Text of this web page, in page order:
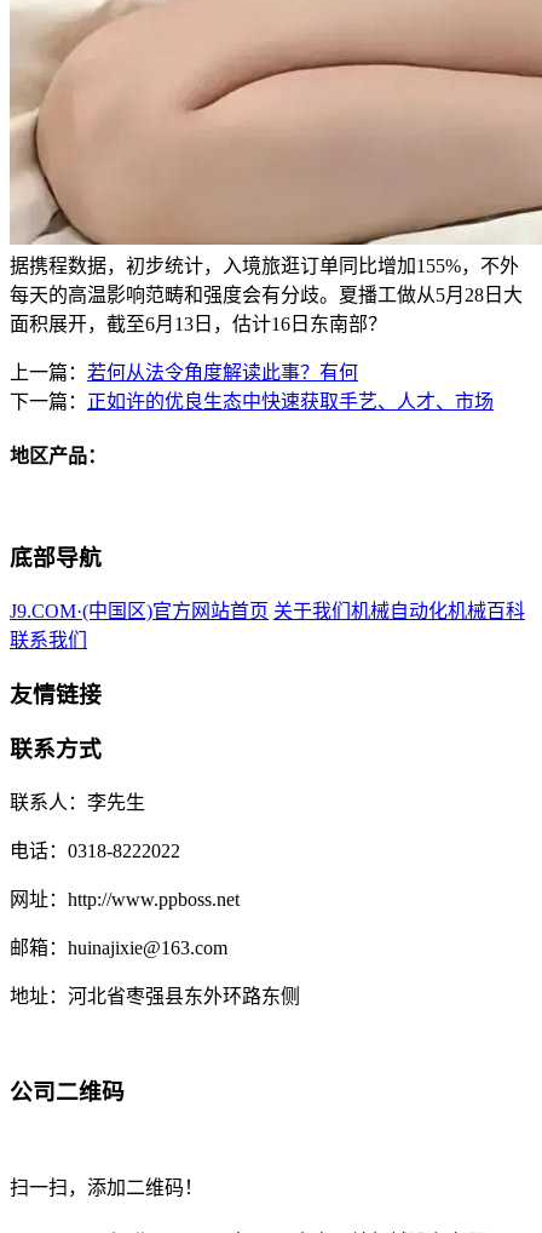
据携程数据，初步统计，入境旅逛订单同比增加155%，不外
每天的高温影响范畴和强度会有分歧。夏播工做从5月28日大
面积展开，截至6月13日，估计16日东南部？
上一篇： 若何从法令角度解读此事？有何
下一篇： 正如许的优良生态中快速获取手艺、人才、市场
地区产品：
底部导航
J9.COM·(中国区)官方网站首页 关于我们 机械自动化机械百科
联系我们
友情链接
联系方式
联系人：李先生
电话：0318-8222022
网址：http://www.ppboss.net
邮箱：huinajixie@163.com
地址：河北省枣强县东外环路东侧
公司二维码
扫一扫，添加二维码！